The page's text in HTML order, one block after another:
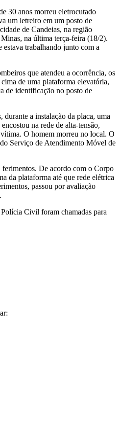
30 anos morreu eletrocutado
um letreiro em um posto de
de Candeias, na região
na última terça-feira (18/2).
trabalhando junto com a
que atendeu a ocorrência, os
de uma plataforma elevatória,
de identificação no posto de
durante a instalação da placa, uma
na rede de alta-tensão,
O homem morreu no local. O
Serviço de Atendimento Móvel de
De acordo com o Corpo
da plataforma até que rede elétrica
passou por avaliação
Civil foram chamadas para